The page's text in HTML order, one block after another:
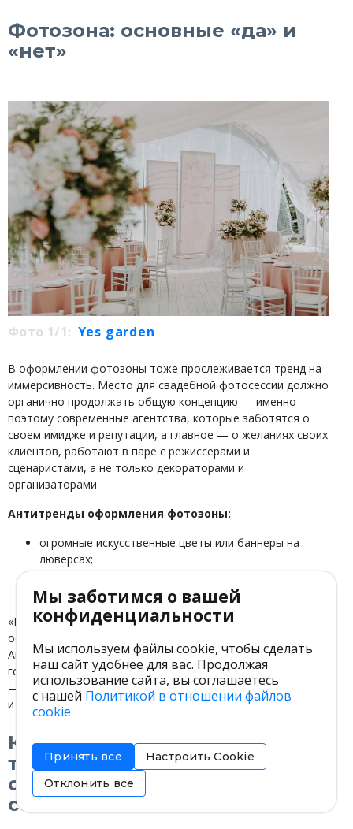
Фотозона: основные «да» и
«нет»
Фото 1/1: Yes garden
В оформлении фотозоны тоже прослеживается тренд на
иммерсивность. Место для свадебной фотосессии должно
органично продолжать общую концепцию — именно
поэтому современные агентства, которые заботятся о
своем имидже и репутации, а главное — о желаниях своих
клиентов, работают в паре с режиссерами и
сценаристами, а не только декораторами и
организаторами.
Антитренды оформления фотозоны:
огромные искусственные цветы или баннеры на
люверсах;
обилие блесток и пайеток;
длинные гирлянды с ретролампочками.
«Важно создавать фотогеничную площадку в целом. Это
основная задача современного декоратора, — считает
Анна Ефимова. — Например, вместо карточек с именами
гостей мы как-то использовали ручную вышивку скатерти
— инициалы дугой огибали тарелку. Камеру включали все
и фотозоной стал весь ресторан».
Как итог: самый важный
тренд свадебного
оформления 2025 — знание о
себе
Мы заботимся о вашей
конфиденциальности
Мы используем файлы cookie, чтобы сделать
наш сайт удобнее для вас. Продолжая
использование сайта, вы соглашаетесь
с нашей Политикой в отношении файлов
cookie
Принять все
Настроить Cookie
Отклонить все